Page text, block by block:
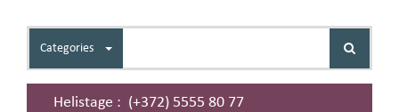
Categories
Helistage : (+372) 5555 80 77